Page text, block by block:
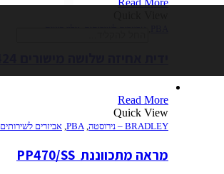
Read More
Read More
Quick View
BRADLEY – נירוסטה PBA אביזרים לשירותים
מראה מתכווננת  PP470/SS